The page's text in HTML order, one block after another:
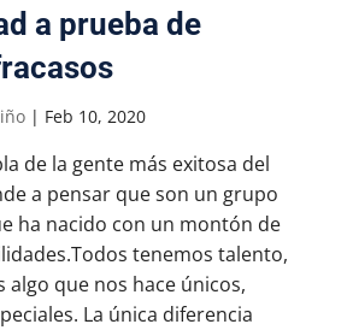
a prueba de
| Feb 10, 2020
de la gente más exitosa del
a pensar que son un grupo
ha nacido con un montón de
tenemos talento,
que nos hace únicos,
La única diferencia